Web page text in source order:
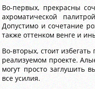
Во-первых, прекрасны
ахроматической
Допустимо и сочетание
также оттенком венге и
Во-вторых, стоит
реализуемом проекте.
могут просто заглушить
все усилия.